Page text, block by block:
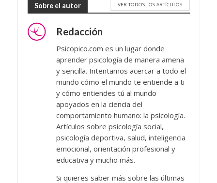
Sobre el autor VER TODOS LOS ARTÍCULOS
Redacción
Psicopico.com es un lugar donde
aprender psicología de manera amena
y sencilla. Intentamos acercar a todo el
mundo cómo el mundo te entiende a ti
y cómo entiendes tú al mundo
apoyados en la ciencia del
comportamiento humano: la psicología.
Artículos sobre psicología social,
psicología deportiva, salud, inteligencia
emocional, orientación profesional y
educativa y mucho más.
Si quieres saber más sobre las últimas